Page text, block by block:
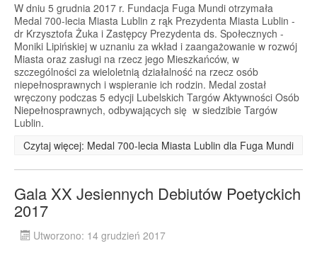
W dniu 5 grudnia 2017 r. Fundacja Fuga Mundi otrzymała
Medal 700-lecia Miasta Lublin z rąk Prezydenta Miasta Lublin -
dr Krzysztofa Żuka i Zastępcy Prezydenta ds. Społecznych -
Moniki Lipińskiej w uznaniu za wkład i zaangażowanie w rozwój
Miasta oraz zasługi na rzecz jego Mieszkańców, w
szczególności za wieloletnią działalność na rzecz osób
niepełnosprawnych i wspieranie ich rodzin. Medal został
wręczony podczas 5 edycji Lubelskich Targów Aktywności Osób
Niepełnosprawnych, odbywających się w siedzibie Targów
Lublin.
Czytaj więcej: Medal 700-lecia Miasta Lublin dla Fuga Mundi
Gala XX Jesiennych Debiutów Poetyckich
2017
Utworzono: 14 grudzień 2017